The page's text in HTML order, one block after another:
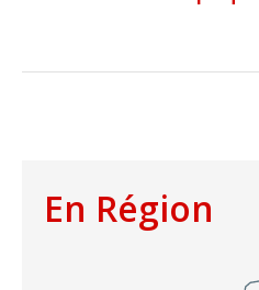
En Région